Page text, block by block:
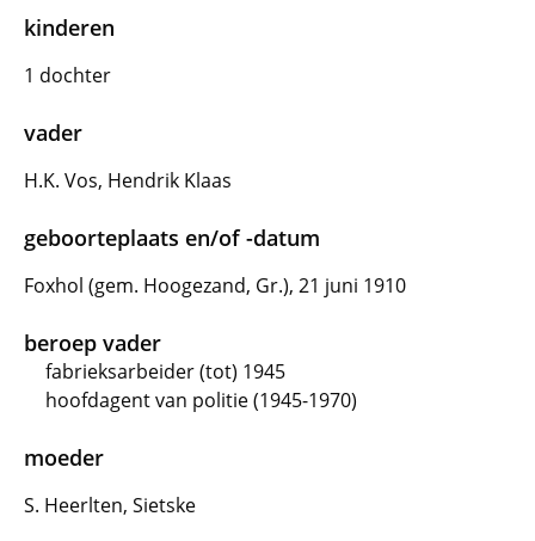
kinderen
1 dochter
vader
H.K. Vos, Hendrik Klaas
geboorteplaats en/of -datum
Foxhol (gem. Hoogezand, Gr.), 21 juni 1910
beroep vader
fabrieksarbeider (tot) 1945
hoofdagent van politie (1945-1970)
moeder
S. Heerlten, Sietske